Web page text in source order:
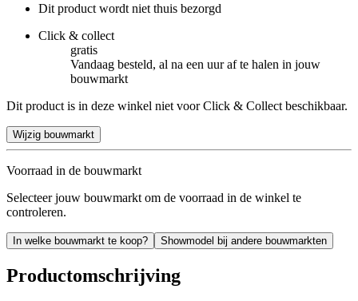
Dit product wordt niet thuis bezorgd
Click & collect
gratis
Vandaag besteld, al na een uur af te halen in jouw
bouwmarkt
Dit product is in deze winkel niet voor Click & Collect beschikbaar.
Wijzig bouwmarkt
Voorraad in de bouwmarkt
Selecteer jouw bouwmarkt om de voorraad in de winkel te
controleren.
In welke bouwmarkt te koop? Showmodel bij andere bouwmarkten
Productomschrijving